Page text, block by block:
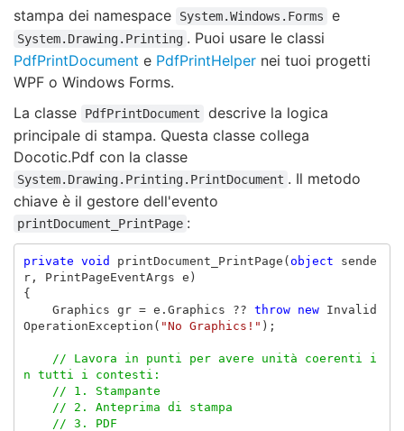
stampa dei namespace
System.Windows.Forms e
System.Drawing.Printing . Puoi usare le classi
PdfPrintDocument e PdfPrintHelper nei tuoi progetti
WPF o Windows Forms.
La classe
PdfPrintDocument
descrive la logica
principale di stampa. Questa classe collega
Docotic.Pdf con la classe
System.Drawing.Printing.PrintDocument . Il metodo
chiave è il gestore dell'evento
printDocument_PrintPage :
private void printDocument_PrintPage ( object
sende
r, PrintPageEventArgs e )
{
Graphics gr = e . Graphics ?? throw new
Invalid
OperationException ( "No Graphics!" );
// Lavora in punti per avere unità coerenti i
n tutti i contesti:
// 1. Stampante
// 2. Anteprima di stampa
// 3. PDF